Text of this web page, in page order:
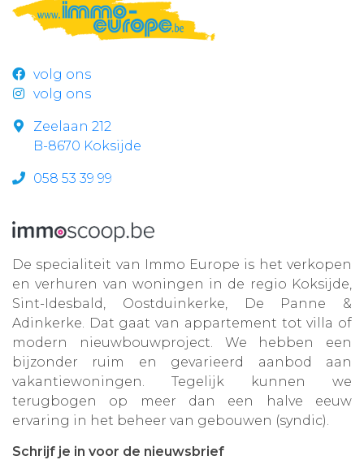
volg ons
volg ons
Zeelaan 212
B-8670 Koksijde
058 53 39 99
De specialiteit van Immo Europe is het verkopen
en verhuren van woningen in de regio Koksijde,
Sint-Idesbald, Oostduinkerke, De Panne &
Adinkerke. Dat gaat van appartement tot villa of
modern nieuwbouwproject. We hebben een
bijzonder ruim en gevarieerd aanbod aan
vakantiewoningen. Tegelijk kunnen we
terugbogen op meer dan een halve eeuw
ervaring in het beheer van gebouwen (syndic).
Schrijf je in voor de nieuwsbrief